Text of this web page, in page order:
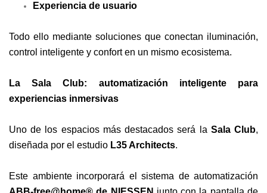
Experiencia de usuario
Todo ello mediante soluciones que conectan iluminación,
control inteligente y confort en un mismo ecosistema.
La Sala Club: automatización inteligente para
experiencias inmersivas
Uno de los espacios más destacados será la Sala Club,
diseñada por el estudio L35 Architects.
Este ambiente incorporará el sistema de automatización